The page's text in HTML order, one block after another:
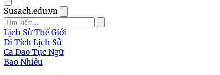
Susach.edu.vn
Lịch Sử Thế Giới
Di Tích Lịch Sử
Ca Dao Tục Ngữ
Bao Nhiêu